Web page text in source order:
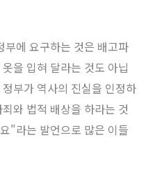
에 요구하는 것은 배고파
을 입혀 달라는 것도 아닙
부가 역사의 진실을 인정하
와 법적 배상을 하라는 것
"라는 발언으로 많은 이들